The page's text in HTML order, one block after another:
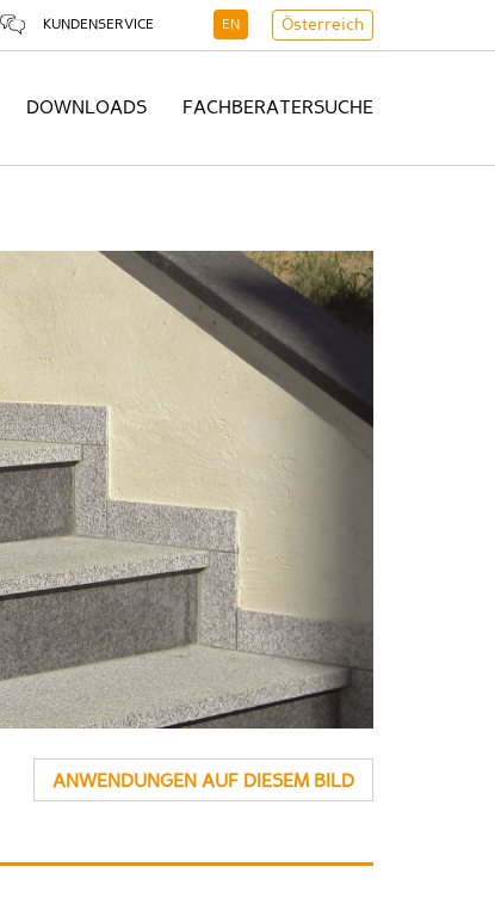
KUNDENSERVICE EN Österreich
DOWNLOADS FACHBERATERSUCHE
ANWENDUNGEN AUF DIESEM BILD